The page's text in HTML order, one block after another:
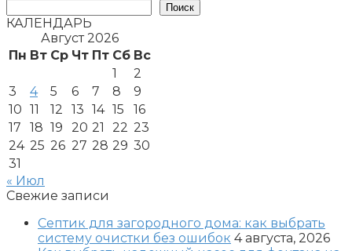
Поиск
КАЛЕНДАРЬ
Август 2026
Пн Вт Ср Чт Пт Сб Вс
1
2
3
4 5 6 7 8
9
10 11 12 13 14 15
16
17
18 19 20 21 22 23
24 25 26 27 28 29 30
31
« Июл
Свежие записи
Септик для загородного дома: как выбрать
систему очистки без ошибок 4 августа, 2026